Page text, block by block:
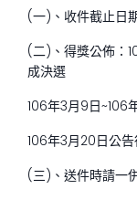
(一)、收件截止日
(二)、得獎公佈：
成決選
106年3月9日~106
106年3月20日公
(三)、送件時請一